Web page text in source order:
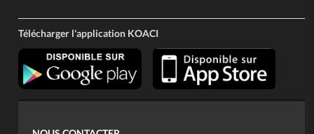
Télécharger l'application KOACI